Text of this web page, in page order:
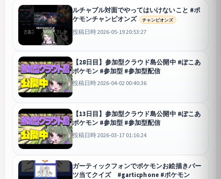
ルチャブル対面でやってはいけないこと #ポ
ケモンチャンピオンズ
チャンピオンズ
投稿日時 2026-05-19 20:53:27
【28日目】参加型クラウド島公開中 #ぽこあ
ポケモン #参加型 #参加型配信
投稿日時 2026-04-02 00:40:36
【13日目】参加型クラウド島公開中 #ぽこあ
ポケモン #参加型 #参加型配信
投稿日時 2026-03-17 01:16:24
ガーティックフォンでポケモンお絵描きパー
ツ当てクイズ #garticphone #ポケモン